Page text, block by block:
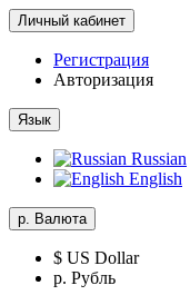
Личный кабинет
Регистрация
Авторизация
Язык
Russian
English
р. Валюта
$ US Dollar
р. Рубль